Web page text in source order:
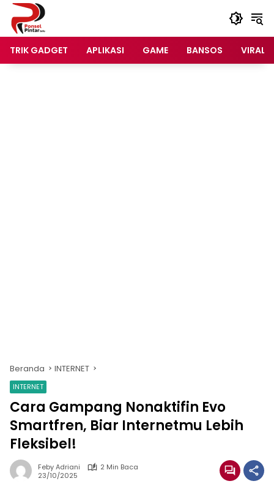
Langsung
konten
TRIK GADGET
APLIKASI GAME BANSOS VIRAL
Beranda INTERNET
INTERNET
Cara Gampang Nonaktifin Evo
Smartfren, Biar Internetmu Lebih
Fleksibel!
Feby Adriani
2 Min Baca
23/10/2025